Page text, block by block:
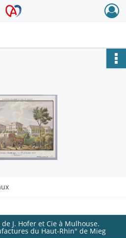
Alsace - Colmar
J. Hofer et Cie à Mulhouse.
du Haut-Rhin" de Mieg